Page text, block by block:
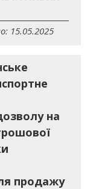
15.05.2025
на
продажу